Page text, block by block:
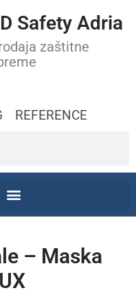
Safety Adria
zaštitne
REFERENCE
– Maska